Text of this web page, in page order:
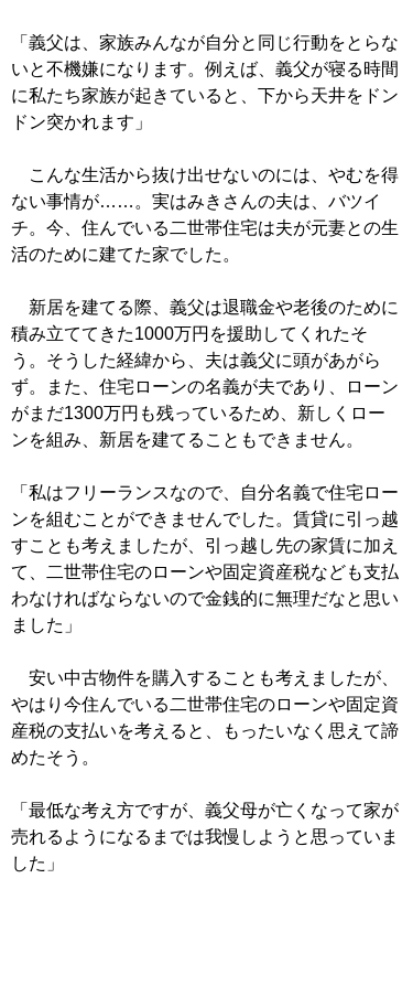
「義父は、家族みんなが自分と同じ行動をとらな
いと不機嫌になります。例えば、義父が寝る時間
に私たち家族が起きていると、下から天井をドン
ドン突かれます」
こんな生活から抜け出せないのには、やむを得
ない事情が……。実はみきさんの夫は、バツイ
チ。今、住んでいる二世帯住宅は夫が元妻との生
活のために建てた家でした。
新居を建てる際、義父は退職金や老後のために
積み立ててきた1000万円を援助してくれたそ
う。そうした経緯から、夫は義父に頭があがら
ず。また、住宅ローンの名義が夫であり、ローン
がまだ1300万円も残っているため、新しくロー
ンを組み、新居を建てることもできません。
「私はフリーランスなので、自分名義で住宅ロー
ンを組むことができませんでした。賃貸に引っ越
すことも考えましたが、引っ越し先の家賃に加え
て、二世帯住宅のローンや固定資産税なども支払
わなければならないので金銭的に無理だなと思い
ました」
安い中古物件を購入することも考えましたが、
やはり今住んでいる二世帯住宅のローンや固定資
産税の支払いを考えると、もったいなく思えて諦
めたそう。
「最低な考え方ですが、義父母が亡くなって家が
売れるようになるまでは我慢しようと思っていま
した」